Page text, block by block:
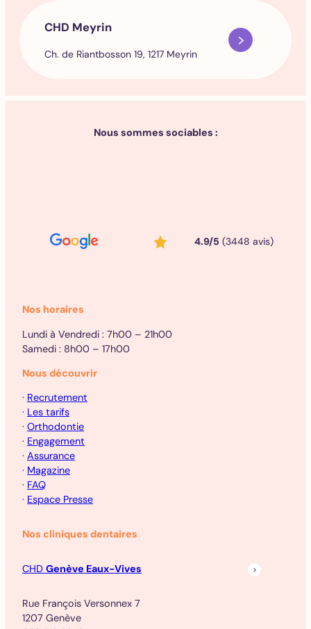
CHD Meyrin
Ch. de Riantbosson 19, 1217 Meyrin
Nous sommes sociables :
4.9/5 (3448 avis)
Nos horaires
Lundi à Vendredi : 7h00 – 21h00
Samedi : 8h00 – 17h00
Nous découvrir
· Recrutement
· Les tarifs
· Orthodontie
· Engagement
· Assurance
· Magazine
· FAQ
· Espace Presse
Nos cliniques dentaires
CHD Genève Eaux-Vives
Rue François Versonnex 7
1207 Genève